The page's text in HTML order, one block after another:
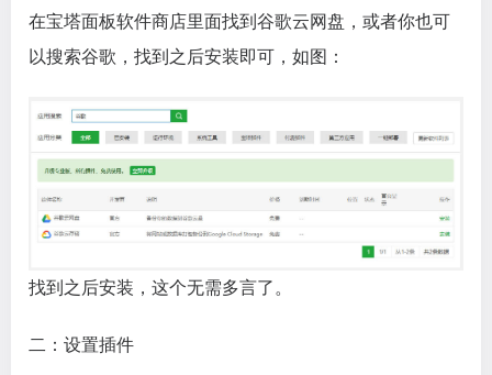
在宝塔面板软件商店里面找到谷歌云网盘，或者你也可
以搜索谷歌，找到之后安装即可，如图：
找到之后安装，这个无需多言了。
二：设置插件